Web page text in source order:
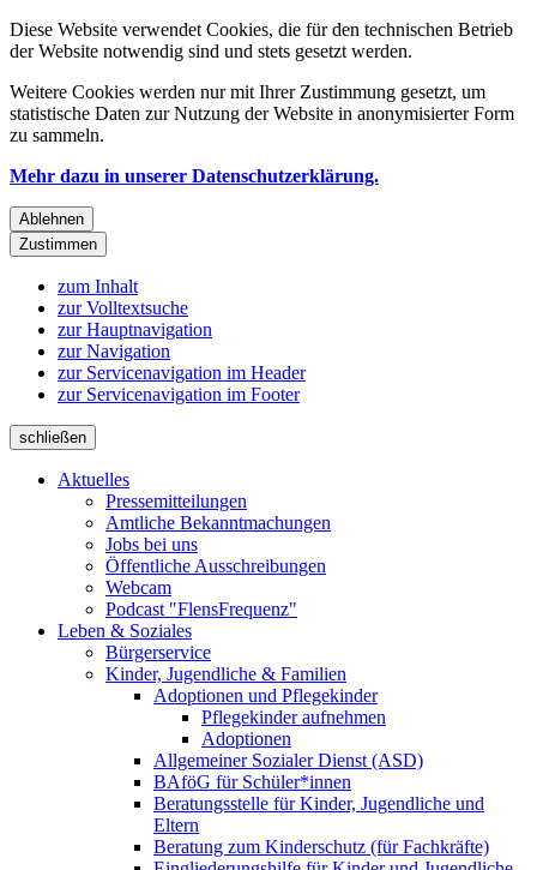
Diese Website verwendet Cookies, die für den technischen Betrieb
der Website notwendig sind und stets gesetzt werden.
Weitere Cookies werden nur mit Ihrer Zustimmung gesetzt, um
statistische Daten zur Nutzung der Website in anonymisierter Form
zu sammeln.
Mehr dazu in unserer Datenschutzerklärung.
Ablehnen
Zustimmen
zum Inhalt
zur Volltextsuche
zur Hauptnavigation
zur Navigation
zur Servicenavigation im Header
zur Servicenavigation im Footer
schließen
Aktuelles
Pressemitteilungen
Amtliche Bekanntmachungen
Jobs bei uns
Öffentliche Ausschreibungen
Webcam
Podcast "FlensFrequenz"
Leben & Soziales
Bürgerservice
Kinder, Jugendliche & Familien
Adoptionen und Pflegekinder
Pflegekinder aufnehmen
Adoptionen
Allgemeiner Sozialer Dienst (ASD)
BAföG für Schüler*innen
Beratungsstelle für Kinder, Jugendliche und
Eltern
Beratung zum Kinderschutz (für Fachkräfte)